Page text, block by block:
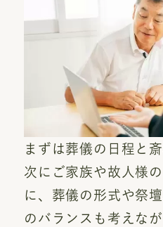
まずは葬儀の日程と
次にご家族や故人様
に、葬儀の形式や祭
のバランスも考えな